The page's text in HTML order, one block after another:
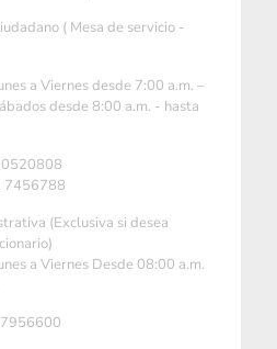
( Mesa de servicio -
a Viernes desde 7:00 a.m. –
desde 8:00 a.m. - hasta
0520808
7456788
(Exclusiva si desea
a Viernes Desde 08:00 a.m.